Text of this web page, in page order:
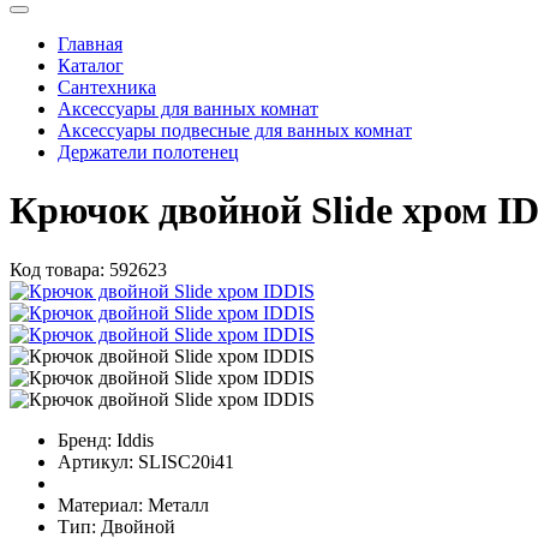
Главная
Каталог
Сантехника
Аксессуары для ванных комнат
Аксессуары подвесные для ванных комнат
Держатели полотенец
Крючок двойной Slide хром
Код товара: 592623
Бренд: Iddis
Артикул: SLISC20i41
Материал: Металл
Тип: Двойной